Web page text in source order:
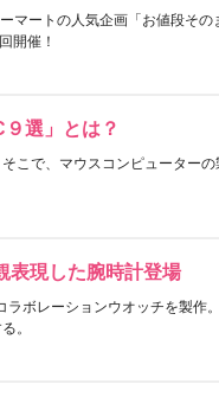
マートの人気企画「お値段その
開催！
選」とは？
こで、マウスコンピューターの
表現した腕時計登場
ラボレーションウオッチを製作
。